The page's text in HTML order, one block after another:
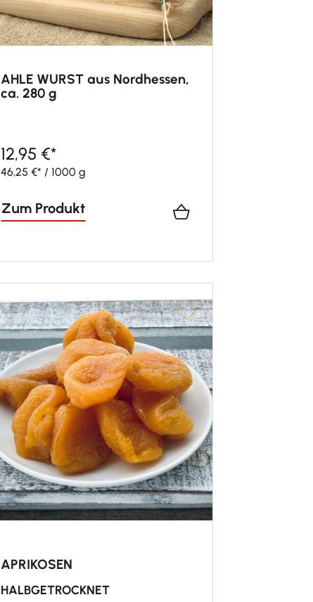
AHLE WURST aus Nordhessen,
ca. 280 g
12,95 €*
46,25 €* / 1000 g
Zum Produkt
APRIKOSEN
HALBGETROCKNET